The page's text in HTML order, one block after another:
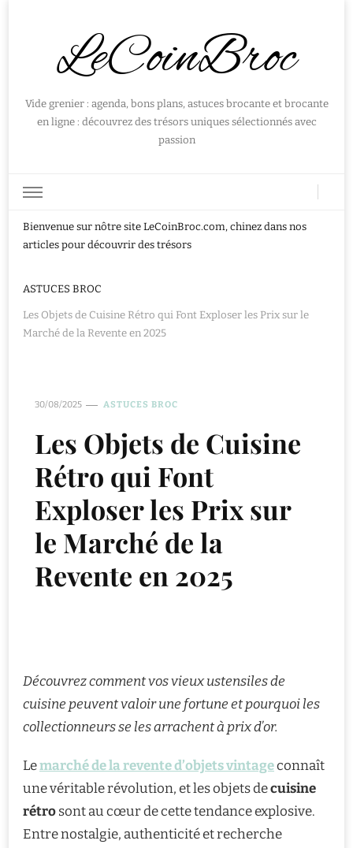
LeCoinBroc
Vide grenier : agenda, bons plans, astuces brocante et brocante
en ligne : découvrez des trésors uniques sélectionnés avec
passion
Bienvenue sur nôtre site LeCoinBroc.com, chinez dans nos
articles pour découvrir des trésors
ASTUCES BROC
Les Objets de Cuisine Rétro qui Font Exploser les Prix sur le
Marché de la Revente en 2025
30/08/2025 ASTUCES BROC
Les Objets de Cuisine
Rétro qui Font
Exploser les Prix sur
le Marché de la
Revente en 2025
Découvrez comment vos vieux ustensiles de
cuisine peuvent valoir une fortune et pourquoi les
collectionneurs se les arrachent à prix d’or.
Lemarché de la revente d’objets vintageconnaît
une véritable révolution, et les objets decuisine
rétrosont au cœur de cette tendance explosive.
Entre nostalgie, authenticité et recherche